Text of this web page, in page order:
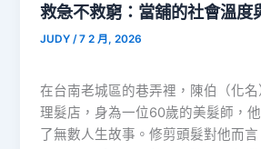
救急不救窮：當舖的社會溫度
JUDY/7 2 月, 2026
在台南老城區的巷弄裡，陳伯（化
理髮店，身為一位60歲的美髮師，
了無數人生故事。修剪頭髮對他而言